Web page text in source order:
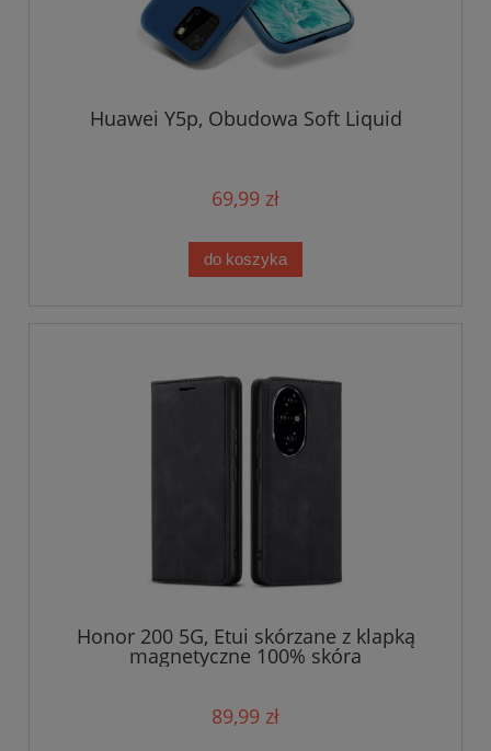
Huawei Y5p, Obudowa Soft Liquid
69,99 zł
do koszyka
Honor 200 5G, Etui skórzane z klapką
magnetyczne 100% skóra
89,99 zł